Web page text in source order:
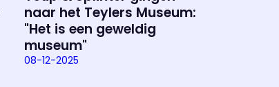
naar het Teylers Museum:
"Het is een geweldig
museum"
08-12-2025